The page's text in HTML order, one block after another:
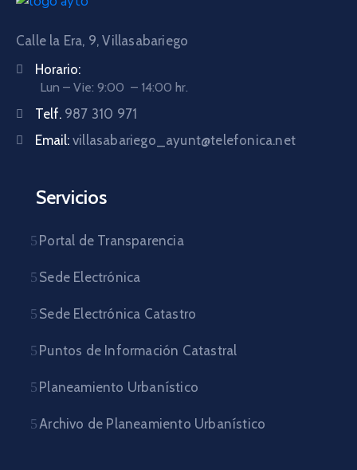
Calle la Era, 9, Villasabariego
Horario:
Lun – Vie: 9:00 – 14:00 hr.
Telf. 987 310 971
Email: villasabariego_ayunt@telefonica.net
Servicios
Portal de Transparencia
Sede Electrónica
Sede Electrónica Catastro
Puntos de Información Catastral
Planeamiento Urbanístico
Archivo de Planeamiento Urbanístico